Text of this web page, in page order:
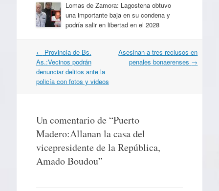
Lomas de Zamora: Lagostena obtuvo
una importante baja en su condena y
podría salir en libertad en el 2028
Navegación
por
artículos
← Provincia de Bs.
As.:Vecinos podrán
denunciar delitos ante la
policía con fotos y videos
Asesinan a tres reclusos en
penales bonaerenses →
Un comentario de “Puerto
Madero:Allanan la casa del
vicepresidente de la República,
Amado Boudou”